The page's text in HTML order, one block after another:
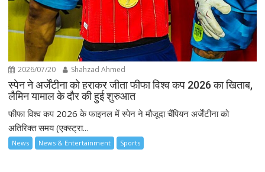
2026/07/20 Shahzad Ahmed
स्पेन ने अर्जेंटीना को हराकर जीता फीफा विश्व कप 2026 का खिताब,
लैमिन यामाल के दौर की हुई शुरुआत
फीफा विश्व कप 2026 के फाइनल में स्पेन ने मौजूदा चैंपियन अर्जेंटीना को
अतिरिक्त समय (एक्स्ट्रा...
News News & Entertainment Sports